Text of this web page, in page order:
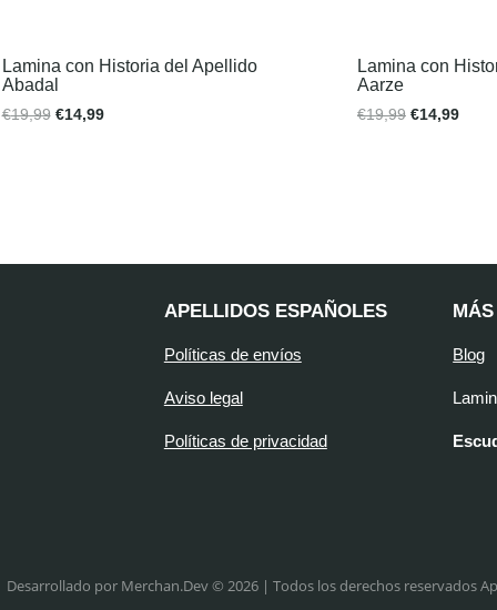
Lamina con Historia del Apellido
Abadal
€19,99 €14,99
Lamina con
Aarze
€19,99 €14,99
APELLIDOS ESPAÑOLES
Políticas de envíos
Aviso legal
Políticas de privacidad
Blog
Desarrollado por Merchan.Dev © 2026 | Todos los derechos reservados